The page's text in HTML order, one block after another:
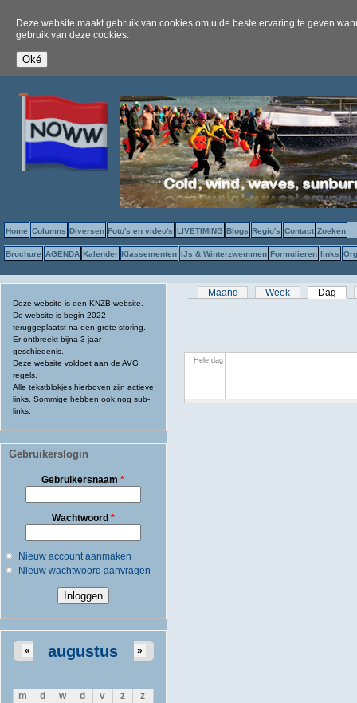
Deze website maakt gebruik van cookies om u de beste ervaring te geven
gebruik van deze cookies.
Home Columns Diversen Foto's en video's LIVETIMING Blogs Regio's Contact Zoeken
Brochure AGENDA Kalender Klassementen IJs & Winterzwemmen Formulieren links
Deze website is een KNZB-website.
De website is begin 2022
teruggeplaatst na een grote storing.
Er ontbreekt bijna 3 jaar
geschiedenis.
Deze website voldoet aan de AVG
regels.
Alle tekstblokjes hierboven zijn actieve
links. Sommige hebben ook nog sub-
links.
Gebruikerslogin
Gebruikersnaam*
Wachtwoord *
Nieuw account aanmaken
Nieuw wachtwoord aanvragen
augustus
« »
m d w d v z
z
Primaire tabs
Maand Week Dag
Hele dag